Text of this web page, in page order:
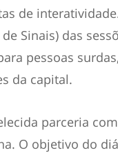
de
Sinais) das
pessoas
da capital.
parceria
O objetivo do